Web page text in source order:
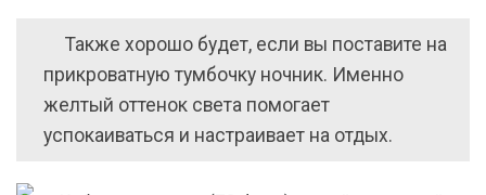
Также хорошо будет, если вы поставите на
прикроватную тумбочку ночник. Именно
желтый оттенок света помогает
успокаиваться и настраивает на отдых.